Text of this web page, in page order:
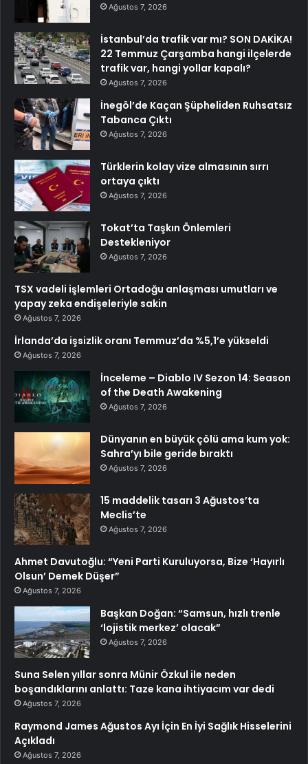
Ağustos 7, 2026
İstanbul’da trafik var mı? SON DAKİKA!
22 Temmuz Çarşamba hangi ilçelerde
trafik var, hangi yollar kapalı?
Ağustos 7, 2026
İnegöl’de Kaçan Şüpheliden Ruhsatsız
Tabanca Çıktı
Ağustos 7, 2026
Türklerin kolay vize almasının sırrı
ortaya çıktı
Ağustos 7, 2026
Tokat’ta Taşkın Önlemleri
Destekleniyor
Ağustos 7, 2026
TSX vadeli işlemleri Ortadoğu anlaşması umutları ve
yapay zeka endişeleriyle sakin
Ağustos 7, 2026
İrlanda’da işsizlik oranı Temmuz’da %5,1’e yükseldi
Ağustos 7, 2026
İnceleme – Diablo IV Sezon 14: Season
of the Death Awakening
Ağustos 7, 2026
Dünyanın en büyük çölü ama kum yok:
Sahra’yı bile geride bıraktı
Ağustos 7, 2026
15 maddelik tasarı 3 Ağustos’ta
Meclis’te
Ağustos 7, 2026
Ahmet Davutoğlu: “Yeni Parti Kuruluyorsa, Bize ‘Hayırlı
Olsun’ Demek Düşer”
Ağustos 7, 2026
Başkan Doğan: “Samsun, hızlı trenle
‘lojistik merkez’ olacak”
Ağustos 7, 2026
Suna Selen yıllar sonra Münir Özkul ile neden
boşandıklarını anlattı: Taze kana ihtiyacım var dedi
Ağustos 7, 2026
Raymond James Ağustos Ayı İçin En İyi Sağlık Hisselerini
Açıkladı
Ağustos 7, 2026